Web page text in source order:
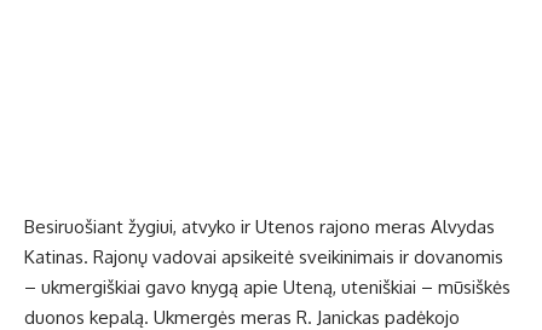
Besiruošiant žygiui, atvyko ir Utenos rajono meras Alvydas
Katinas. Rajonų vadovai apsikeitė sveikinimais ir dovanomis
– ukmergiškiai gavo knygą apie Uteną, uteniškiai – mūsiškės
duonos kepalą. Ukmergės meras R. Janickas padėkojo